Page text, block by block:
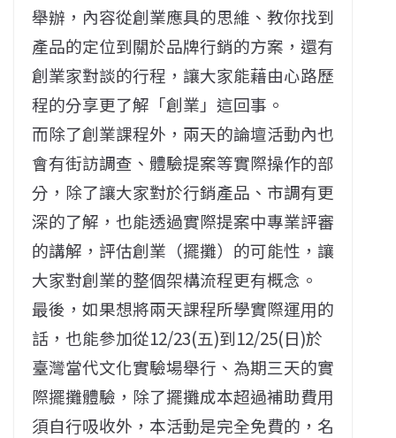
舉辦，內容從創業應具的思維、教你找到
產品的定位到關於品牌行銷的方案，還有
創業家對談的行程，讓大家能藉由心路歷
程的分享更了解「創業」這回事。
而除了創業課程外，兩天的論壇活動內也
會有街訪調查、體驗提案等實際操作的部
分，除了讓大家對於行銷產品、市調有更
深的了解，也能透過實際提案中專業評審
的講解，評估創業（擺攤）的可能性，讓
大家對創業的整個架構流程更有概念。
最後，如果想將兩天課程所學實際運用的
話，也能參加從12/23(五)到12/25(日)於
臺灣當代文化實驗場舉行、為期三天的實
際擺攤體驗，除了擺攤成本超過補助費用
須自行吸收外，本活動是完全免費的，名